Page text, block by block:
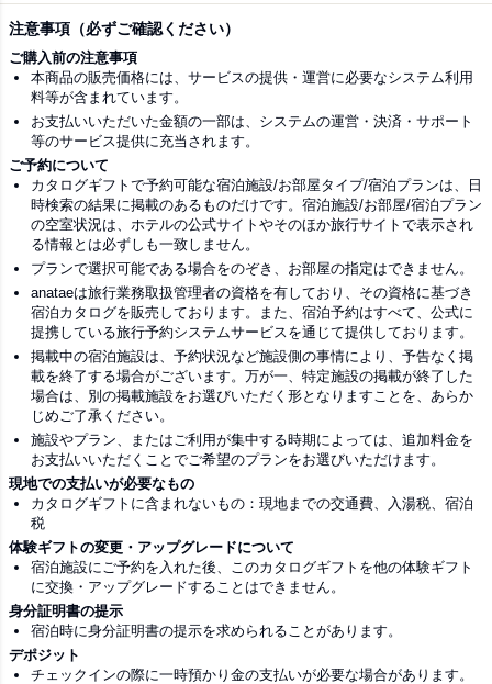
注意事項（必ずご確認ください）
ご購入前の注意事項
本商品の販売価格には、サービスの提供・運営に必要なシステム利用
料等が含まれています。
お支払いいただいた金額の一部は、システムの運営・決済・サポート
等のサービス提供に充当されます。
ご予約について
カタログギフトで予約可能な宿泊施設/お部屋タイプ/宿泊プランは、日
時検索の結果に掲載のあるものだけです。宿泊施設/お部屋/宿泊プラン
の空室状況は、ホテルの公式サイトやそのほか旅行サイトで表示され
る情報とは必ずしも一致しません。
プランで選択可能である場合をのぞき、お部屋の指定はできません。
anataeは旅行業務取扱管理者の資格を有しており、その資格に基づき
宿泊カタログを販売しております。また、宿泊予約はすべて、公式に
提携している旅行予約システムサービスを通じて提供しております。
掲載中の宿泊施設は、予約状況など施設側の事情により、予告なく掲
載を終了する場合がございます。万が一、特定施設の掲載が終了した
場合は、別の掲載施設をお選びいただく形となりますことを、あらか
じめご了承ください。
施設やプラン、またはご利用が集中する時期によっては、追加料金を
お支払いいただくことでご希望のプランをお選びいただけます。
現地での支払いが必要なもの
カタログギフトに含まれないもの：現地までの交通費、入湯税、宿泊
税
体験ギフトの変更・アップグレードについて
宿泊施設にご予約を入れた後、このカタログギフトを他の体験ギフト
に交換・アップグレードすることはできません。
身分証明書の提示
宿泊時に身分証明書の提示を求められることがあります。
デポジット
チェックインの際に一時預かり金の支払いが必要な場合があります。